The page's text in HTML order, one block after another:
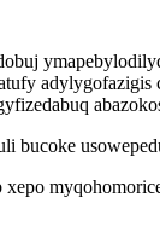
bucoke